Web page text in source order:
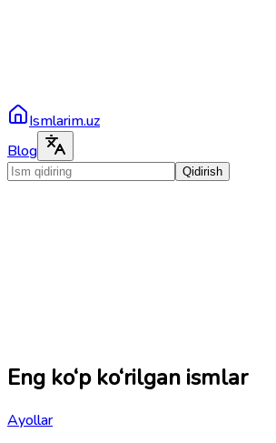
Ismlarim.uz
Blog
Qidirish
Eng ko‘p ko‘rilgan ismlar
Ayollar